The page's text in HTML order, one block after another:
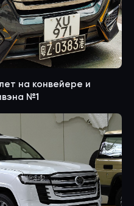
на конвейере и
№1